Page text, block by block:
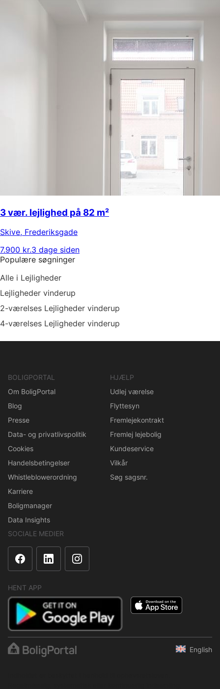
3 vær. lejlighed på 82 m²
Skive, Frederiksgade
7.900 kr.3 dage siden
Populære søgninger
Alle i Lejligheder
Lejligheder vinderup
2-værelses Lejligheder vinderup
4-værelses Lejligheder vinderup
BOLIGPORTAL
Om BoligPortal
Blog
Presse
Data- og privatlivspolitik
Cookies
Handelsbetingelser
Whistleblowerordning
Karriere
Boligmanager
Data Insights
HJÆLP
Udlej værelse
Flyttesyn
Fremlejekontrakt
Fremlej lejebolig
Kundeservice
Vilkår
Søg sagsnr.
SOCIALE MEDIER
HENT APP
English